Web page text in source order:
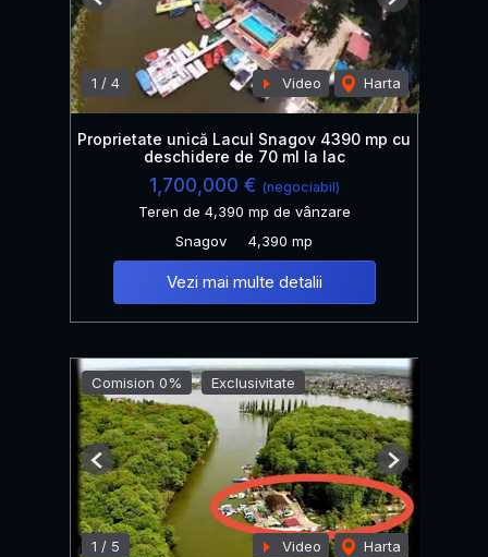
1 / 4 Video Harta
Previous Next
Proprietate unică Lacul Snagov 4390 mp cu
deschidere de 70 ml la lac
1,700,000 € (negociabil)
Teren de 4,390 mp de vânzare
Snagov
4,390 mp
Vezi mai multe detalii
Comision 0% Exclusivitate
1 / 5 Video Harta
Previous Next